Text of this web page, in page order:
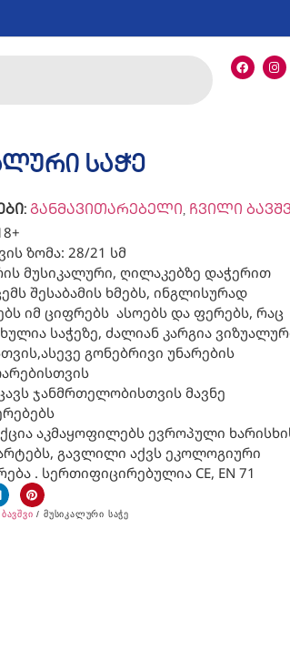
საჭე
განმავითარებელი, ჩვილი
ზომა: 28/21 სმ
მუსიკალური, ღილაკებზე დაჭერით
შესაბამის ხმებს, ინგლისურად
იმ ციფრებს ასოებს და ფერებს, რაც
საჭეზე, ძალიან კარგია
გონებრივი უნარების
ჯანმრთელობისთვის მავნე
აკმაყოფილებს ევროპული
გავლილი აქვს ეკოლოგიური
. სერთიფიცირებულია CE, EN 71
/ მუსიკალური საჭე